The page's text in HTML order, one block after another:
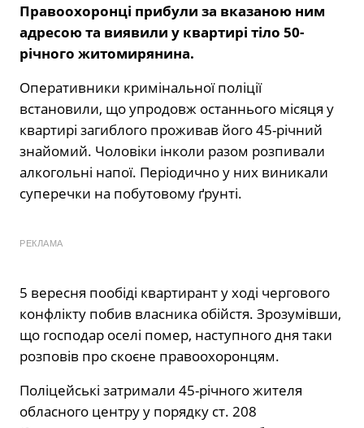
Правоохоронці прибули за вказаною ним
адресою та виявили у квартирі тіло 50-
річного житомирянина.
Оперативники кримінальної поліції
встановили, що упродовж останнього місяця у
квартирі загиблого проживав його 45-річний
знайомий. Чоловіки інколи разом розпивали
алкогольні напої. Періодично у них виникали
суперечки на побутовому ґрунті.
РЕКЛАМА
5 вересня пообіді квартирант у ході чергового
конфлікту побив власника обійстя. Зрозумівши,
що господар оселі помер, наступного дня таки
розповів про скоєне правоохоронцям.
Поліцейські затримали 45-річного жителя
обласного центру у порядку ст. 208